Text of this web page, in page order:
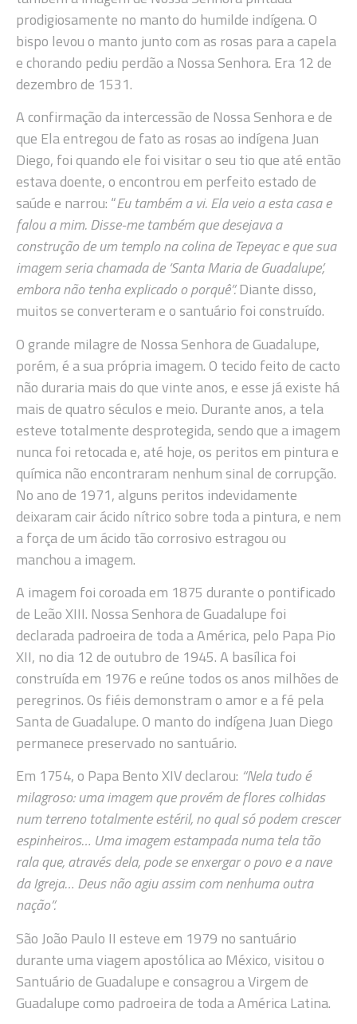
prodigiosamente no manto do humilde indígena. O
bispo levou o manto junto com as rosas para a capela
e chorando pediu perdão a Nossa Senhora. Era 12 de
dezembro de 1531.
A confirmação da intercessão de Nossa Senhora e de
que Ela entregou de fato as rosas ao indígena Juan
Diego, foi quando ele foi visitar o seu tio que até então
estava doente, o encontrou em perfeito estado de
saúde e narrou: “Eu também a vi. Ela veio a esta casa e
falou a mim. Disse-me também que desejava a
construção de um templo na colina de Tepeyac e que sua
imagem seria chamada de ‘Santa Maria de Guadalupe’,
embora não tenha explicado o porquê”.Diante disso,
muitos se converteram e o santuário foi construído.
O grande milagre de Nossa Senhora de Guadalupe,
porém, é a sua própria imagem. O tecido feito de cacto
não duraria mais do que vinte anos, e esse já existe há
mais de quatro séculos e meio. Durante anos, a tela
esteve totalmente desprotegida, sendo que a imagem
nunca foi retocada e, até hoje, os peritos em pintura e
química não encontraram nenhum sinal de corrupção.
No ano de 1971, alguns peritos indevidamente
deixaram cair ácido nítrico sobre toda a pintura, e nem
a força de um ácido tão corrosivo estragou ou
manchou a imagem.
A imagem foi coroada em 1875 durante o pontificado
de Leão XIII. Nossa Senhora de Guadalupe foi
declarada padroeira de toda a América, pelo Papa Pio
XII, no dia 12 de outubro de 1945. A basílica foi
construída em 1976 e reúne todos os anos milhões de
peregrinos. Os fiéis demonstram o amor e a fé pela
Santa de Guadalupe. O manto do indígena Juan Diego
permanece preservado no santuário.
Em 1754, o Papa Bento XIV declarou: “Nela tudo é
milagroso: uma imagem que provém de flores colhidas
num terreno totalmente estéril, no qual só podem crescer
espinheiros… Uma imagem estampada numa tela tão
rala que, através dela, pode se enxergar o povo e a nave
da Igreja… Deus não agiu assim com nenhuma outra
nação”.
São João Paulo II esteve em 1979 no santuário
durante uma viagem apostólica ao México, visitou o
Santuário de Guadalupe e consagrou a Virgem de
Guadalupe como padroeira de toda a América Latina.